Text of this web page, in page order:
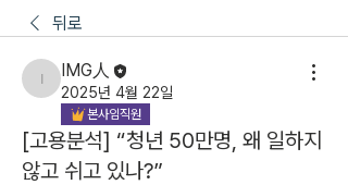
뒤로
IMG人
IMG人
2025년 4월 22일
본사임직원
[고용분석] “청년 50만명, 왜 일하지
않고 쉬고 있나?”